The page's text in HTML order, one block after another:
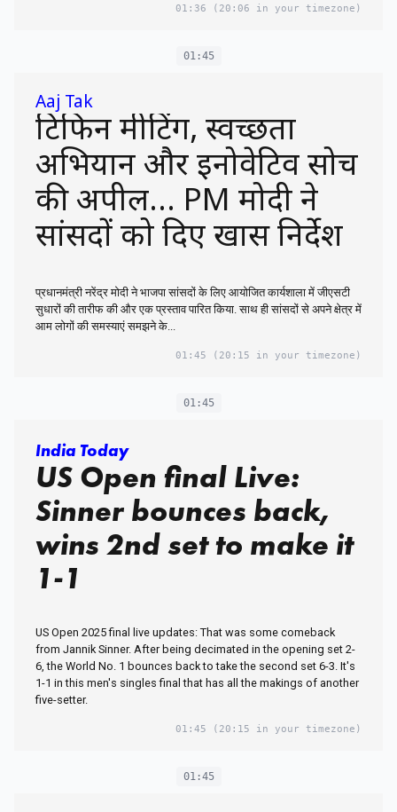
01:36 (20:06 in your timezone)
01:45
Aaj Tak
टिफिन मीटिंग, स्वच्छता
अभियान और इनोवेटिव सोच
की अपील... PM मोदी ने
सांसदों को दिए खास निर्देश
प्रधानमंत्री नरेंद्र मोदी ने भाजपा सांसदों के लिए आयोजित कार्यशाला में जीएसटी
सुधारों की तारीफ की और एक प्रस्ताव पारित किया. साथ ही सांसदों से अपने क्षेत्र में
आम लोगों की समस्याएं समझने के...
01:45 (20:15 in your timezone)
01:45
India Today
US Open final Live:
Sinner bounces back,
wins 2nd set to make it
1-1
US Open 2025 final live updates: That was some comeback
from Jannik Sinner. After being decimated in the opening set 2-
6, the World No. 1 bounces back to take the second set 6-3. It's
1-1 in this men's singles final that has all the makings of another
five-setter.
01:45 (20:15 in your timezone)
01:45